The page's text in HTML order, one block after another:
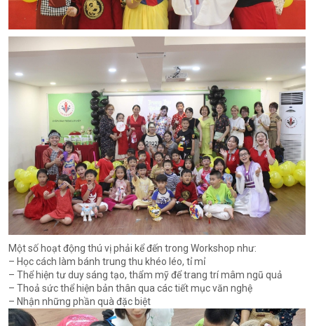
Một số hoạt động thú vị phải kể đến trong Workshop như:
– Học cách làm bánh trung thu khéo léo, tỉ mỉ
– Thể hiện tư duy sáng tạo, thẩm mỹ để trang trí mâm ngũ quả
– Thoả sức thể hiện bản thân qua các tiết mục văn nghệ
– Nhận những phần quà đặc biệt